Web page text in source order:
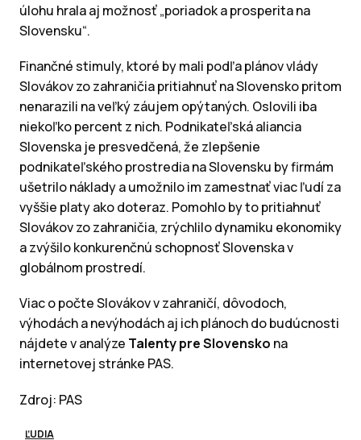
úlohu hrala aj možnosť „poriadok a prosperita na
Slovensku“.
Finančné stimuly, ktoré by mali podľa plánov vlády
Slovákov zo zahraničia pritiahnuť na Slovensko pritom
nenarazili na veľký záujem opýtaných. Oslovili iba
niekoľko percent z nich. Podnikateľská aliancia
Slovenska je presvedčená, že zlepšenie
podnikateľského prostredia na Slovensku by firmám
ušetrilo náklady a umožnilo im zamestnať viac ľudí za
vyššie platy ako doteraz. Pomohlo by to pritiahnuť
Slovákov zo zahraničia, zrýchlilo dynamiku ekonomiky
a zvýšilo konkurenčnú schopnosť Slovenska v
globálnom prostredí.
Viac o počte Slovákov v zahraničí, dôvodoch,
výhodách a nevýhodách aj ich plánoch do budúcnosti
nájdete v analýze Talenty pre Slovensko na
internetovej stránke PAS.
Zdroj: PAS
ĽUDIA